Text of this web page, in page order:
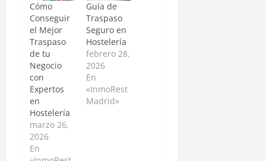
Cómo
Conseguir
el Mejor
Traspaso
de tu
Negocio
con
Expertos
en
Hostelería
marzo 26,
2026
En
Guía de
Traspaso
Seguro en
Hostelería
febrero 28,
2026
En
«InmoRest
Madrid»